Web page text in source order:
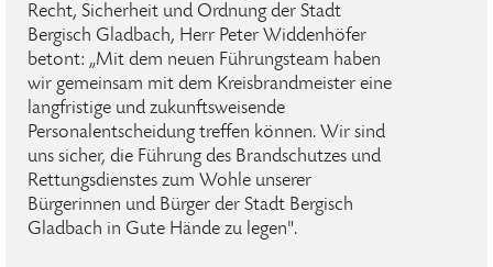
Recht, Sicherheit und Ordnung der Stadt
Bergisch Gladbach, Herr Peter Widdenhöfer
betont: „Mit dem neuen Führungsteam haben
wir gemeinsam mit dem Kreisbrandmeister eine
langfristige und zukunftsweisende
Personalentscheidung treffen können. Wir sind
uns sicher, die Führung des Brandschutzes und
Rettungsdienstes zum Wohle unserer
Bürgerinnen und Bürger der Stadt Bergisch
Gladbach in Gute Hände zu legen".